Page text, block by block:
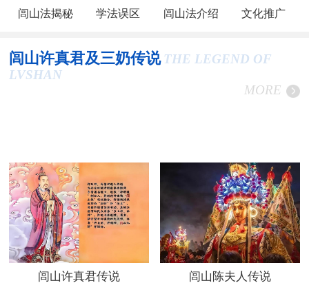
闾山法揭秘 学法误区 闾山法介绍 文化推广
闾山许真君及三奶传说 THE LEGEND OF
LVSHAN
MORE
闾山许真君传说 闾山陈夫人传说